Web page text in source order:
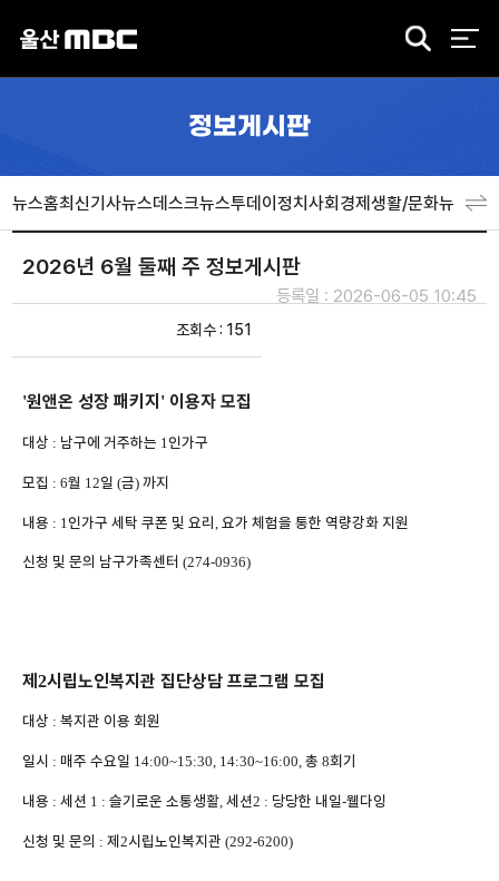
검
정보게시판
뉴스홈최신기사뉴스데스크뉴스투데이정치사회경제생활/문화뉴스특
2026년 6월 둘째 주 정보게시판
등록일 : 2026-06-05 10:45
조회수 : 151
'원앤온 성장 패키지 ' 이용자 모집
대상 : 남구에 거주하는 1인가구
모집 : 6월 12일 (금) 까지
내용 : 1 인가구 세탁 쿠폰 및 요리 요가 체험을 통한 역량강화 지원
신청 및 문의 남구가족센터 (274-0936)
제 2시립노인복지관 집단상담 프로그램 모집
대상 : 복지관 이용 회원
일시 : 매주 수요일 14:00~15:30, 14:30~16:00, 총 8회기
내용 : 세션 1 : 슬기로운 소통생활, 세션2 : 당당한 내일-웰다잉
신청 및 문의 : 제2시립노인복지관 (292-6200)